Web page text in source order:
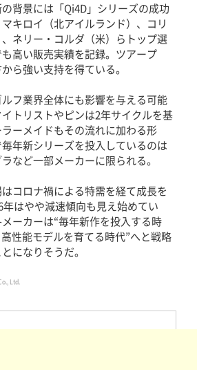
背景には「Qi4D」シリーズの成功
キロイ（北アイルランド）、コリ
ネリー・コルダ（米）らトップ選
高い販売実績を記録。ツアープ
ら強い支持を得ている。
フ業界全体にも影響を与える可能
トリストやピンは2年サイクルを基
ーメイドもその流れに加わる形
年新シリーズを投入しているのは
など一部メーカーに限られる。
コロナ禍による特需を経て成長を
はやや減速傾向も見え始めてい
ーカーは“毎年新作を投入する時
性能モデルを育てる時代”へと戦略
になりそうだ。
Ltd.